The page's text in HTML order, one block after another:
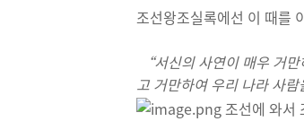
조선왕조실록에선 이 때를
“서신의 사연이 매우 거
고 거만하여 우리 나라 사